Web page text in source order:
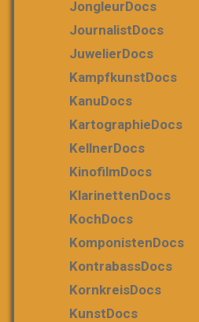
JongleurDocs
JournalistDocs
JuwelierDocs
KampfkunstDocs
KanuDocs
KartographieDocs
KellnerDocs
KinofilmDocs
KlarinettenDocs
KochDocs
KomponistenDocs
KontrabassDocs
KornkreisDocs
KunstDocs